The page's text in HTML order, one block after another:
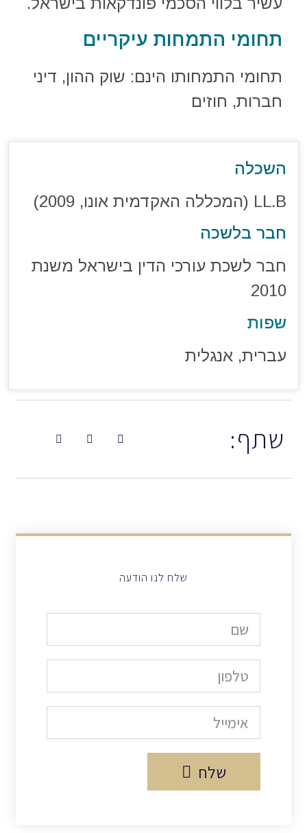
תחומי התמחות עיקריים
תחומי התמחותו הינם: שוק ההון, דיני
חברות, חוזים
השכלה
LL.B (המכללה האקדמית אונו, 2009)
חבר בלשכה
חבר לשכת עורכי הדין בישראל משנת
2010
שפות
עברית, אנגלית
שתף:
שלח לנו הודעה
שלח